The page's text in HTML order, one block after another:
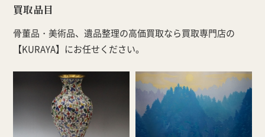
買取品目
骨董品・美術品、遺品整理の高価買取なら買取専門店の
【KURAYA】にお任せください。